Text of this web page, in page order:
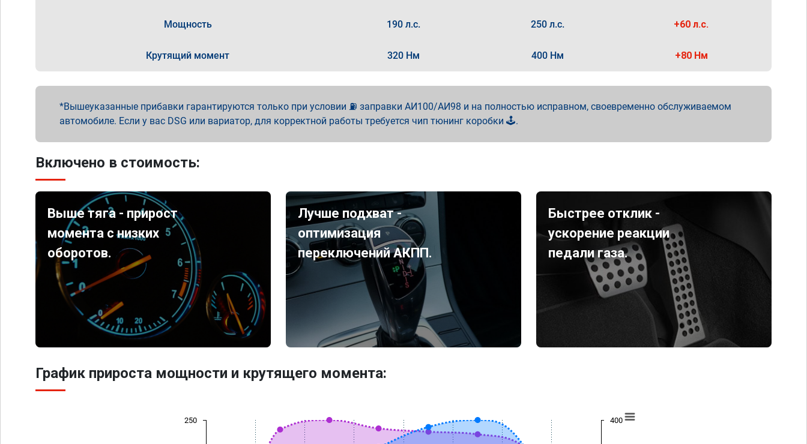
Мощность 190 л.с. 250 л.с. +60 л.с.
Крутящий момент 320 Нм 400 Нм +80 Нм
Вышеуказанные прибавки гарантируются только при условии ⛽ заправки АИ100/АИ98 и на полностью исправном, своевременно обслуживаемом
автомобиле. Если у вас DSG или вариатор, для корректной работы требуется чип тюнинг коробки 🕹️.
Включено в стоимость:
Выше тяга - прирост
момента с низких
оборотов.
Лучше подхват -
оптимизация
переключений АКПП.
Быстрее отклик -
ускорение реакции
педали газа.
График прироста мощности и крутящего момента:
250 400